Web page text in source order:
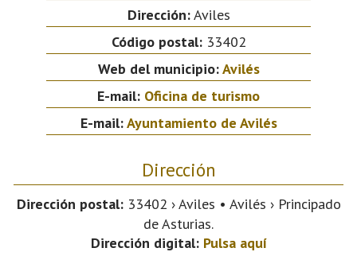
Dirección:Aviles
Código postal:33402
Web del municipio:Avilés
E-mail: Oficina de turismo
E-mail:Ayuntamiento de Avilés
Dirección
Dirección postal:33402 › Aviles • Avilés › Principado
de Asturias.
Dirección digital: Pulsa aquí